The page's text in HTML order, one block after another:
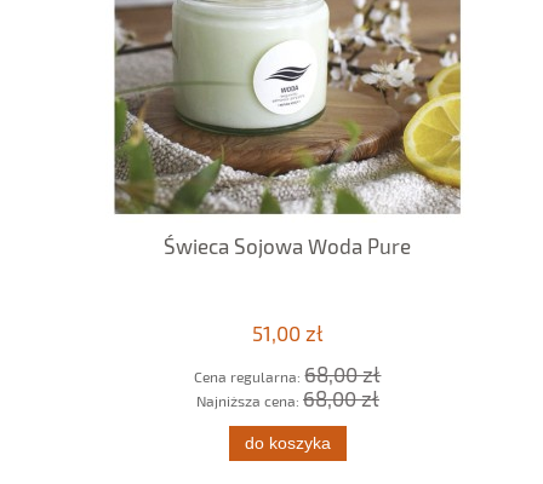
Świeca Sojowa Woda Pure
51,00 zł
Cena regularna:68,00 zł
Najniższa cena:68,00 zł
do koszyka